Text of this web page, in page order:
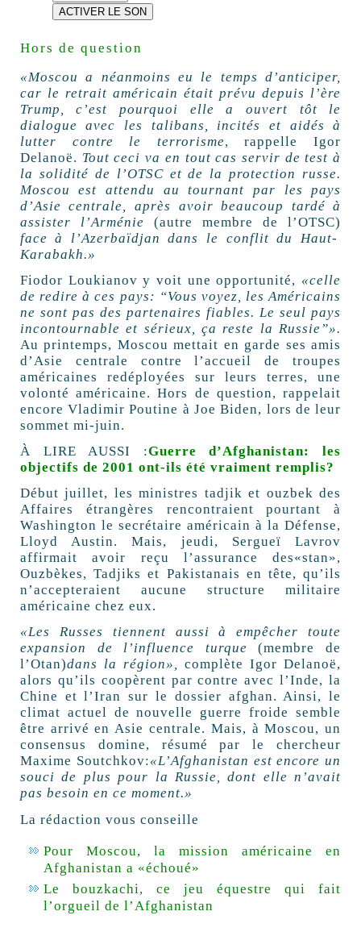
ACTIVER LE SON
Hors de question
«Moscou a néanmoins eu le temps d’anticiper,
car le retrait américain était prévu depuis l’ère
Trump, c’est pourquoi elle a ouvert tôt le
dialogue avec les talibans, incités et aidés à
lutter contre le terrorisme, rappelle Igor
Delanoë. Tout ceci va en tout cas servir de test à
la solidité de l’OTSC et de la protection russe.
Moscou est attendu au tournant par les pays
d’Asie centrale, après avoir beaucoup tardé à
assister l’Arménie (autre membre de l’OTSC)
face à l’Azerbaïdjan dans le conflit du Haut-
Karabakh.»
Fiodor Loukianov y voit une opportunité, «celle
de redire à ces pays: “Vous voyez, les Américains
ne sont pas des partenaires fiables. Le seul pays
incontournable et sérieux, ça reste la Russie”».
Au printemps, Moscou mettait en garde ses amis
d’Asie centrale contre l’accueil de troupes
américaines redéployées sur leurs terres, une
volonté américaine. Hors de question, rappelait
encore Vladimir Poutine à Joe Biden, lors de leur
sommet mi-juin.
À LIRE AUSSI :Guerre d’Afghanistan: les
objectifs de 2001 ont-ils été vraiment remplis?
Début juillet, les ministres tadjik et ouzbek des
Affaires étrangères rencontraient pourtant à
Washington le secrétaire américain à la Défense,
Lloyd Austin. Mais, jeudi, Sergueï Lavrov
affirmait avoir reçu l’assurance des«stan»,
Ouzbèkes, Tadjiks et Pakistanais en tête, qu’ils
n’accepteraient aucune structure militaire
américaine chez eux.
«Les Russes tiennent aussi à empêcher toute
expansion de l’influence turque(membre de
l’Otan)dans la région»,
complète Igor Delanoë,
alors qu’ils coopèrent par contre avec l’Inde, la
Chine et l’Iran sur le dossier afghan. Ainsi, le
climat actuel de nouvelle guerre froide semble
être arrivé en Asie centrale. Mais, à Moscou, un
consensus domine, résumé par le chercheur
Maxime Soutchkov:«L’Afghanistan est encore un
souci de plus pour la Russie, dont elle n’avait
pas besoin en ce moment.»
La rédaction vous conseille
Pour Moscou, la mission américaine en
Afghanistan a «échoué»
Le bouzkachi, ce jeu équestre qui fait
l’orgueil de l’Afghanistan